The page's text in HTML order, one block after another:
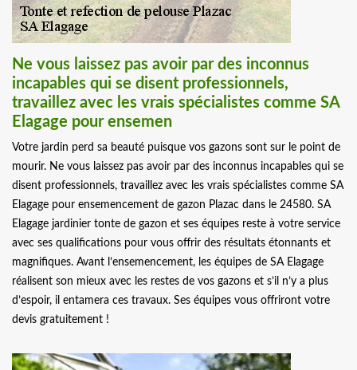
Ne vous laissez pas avoir par des inconnus
incapables qui se disent professionnels,
travaillez avec les vrais spécialistes comme SA
Elagage pour ensemen
Votre jardin perd sa beauté puisque vos gazons sont sur le point de
mourir. Ne vous laissez pas avoir par des inconnus incapables qui se
disent professionnels, travaillez avec les vrais spécialistes comme SA
Elagage pour ensemencement de gazon Plazac dans le 24580. SA
Elagage jardinier tonte de gazon et ses équipes reste à votre service
avec ses qualifications pour vous offrir des résultats étonnants et
magnifiques. Avant l’ensemencement, les équipes de SA Elagage
réalisent son mieux avec les restes de vos gazons et s’il n’y a plus
d’espoir, il entamera ces travaux. Ses équipes vous offriront votre
devis gratuitement !